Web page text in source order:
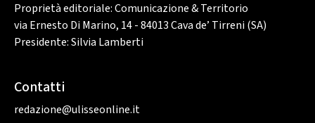
Proprietà editoriale: Comunicazione & Territorio
via Ernesto Di Marino, 14 - 84013 Cava de’ Tirreni (SA)
Presidente: Silvia Lamberti
Contatti
redazione@ulisseonline.it